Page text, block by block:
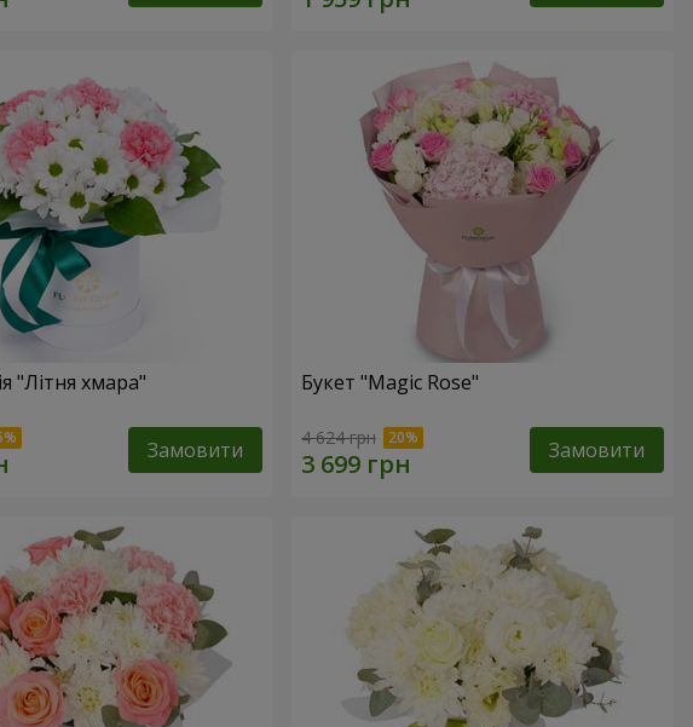
"Літня хмара"
Замовити
Букет "Magic Rose"
4 624 грн Замовити